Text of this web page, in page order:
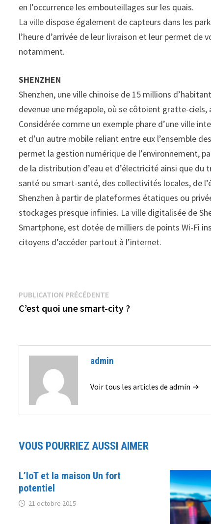
en l’occurrence les embouteillages sur les quais.
La ville dispose également de capteurs dans les
l’heure d’arrivée de leur livraison et leur permet
notamment.
SHENZHEN
Shenzhen, une ville chinoise de 15 millions
devenue une mégapole, où se côtoient gratte-
Considérée comme un exemple phare d’une ville
et d’un autre mobile reliant entre eux l’ensemble
permet la gestion numérique de l’environnement,
de la distribution d’eau et d’électricité ainsi que
santé ou smart-santé, des collectivités locales, de
Shenzhen à partir de plateformes étatiques ou
stockages presque infinies. La ville digitalisée de
Smartphone, est dotée de milliers de points Wi-Fi
citoyens d’accéder partout à l’internet.
Navigation
de
PUBLICATION PRÉCÉDENTEPublication
précédente :
C’est quoi une smart-city ?
admin
Voir tous les articles de admin →
VOUS POURRIEZ AUSSI AIMER
L’IoT et la maison Un fort
potentiel
21 octobre 2015